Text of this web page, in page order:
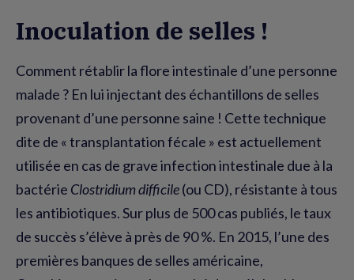
Inoculation de selles !
Comment rétablir la flore intestinale d’une personne
malade ? En lui injectant des échantillons de selles
provenant d’une personne saine ! Cette technique
dite de « transplantation fécale » est actuellement
utilisée en cas de grave infection intestinale due à la
bactérie Clostridium difficile(ou CD), résistante à tous
les antibiotiques. Sur plus de 500 cas publiés, le taux
de succès s’élève à près de 90 %. En 2015, l’une des
premières banques de selles américaine,